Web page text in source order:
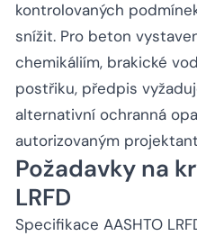
kontrolovaných
snížit. Pro beton
chemikáliím, brakické
postřiku, předpis
alternativní ochranná
autorizovaným
Požadavky na
LRFD
Specifikace AASHTO